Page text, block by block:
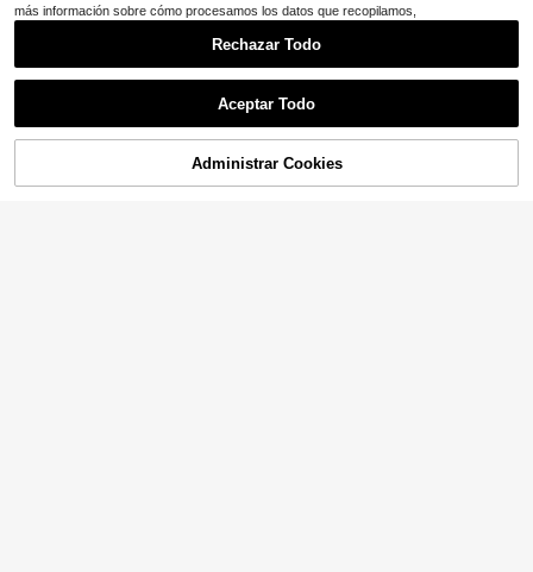
¡25% DE DESCUENTO! AÑADIR A LA BOLSA
más información sobre cómo procesamos los datos que recopilamos,
Rechazar Todo
Aceptar Todo
Administrar Cookies